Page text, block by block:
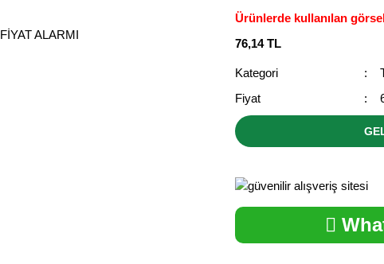
FİYAT ALARMI
Ürünlerde kullanılan
76,14 TL
Kategori
Fiyat